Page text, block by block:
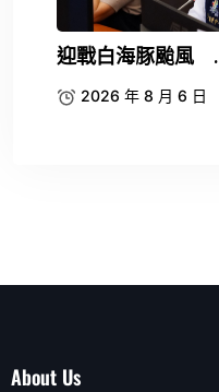
迎戰白海豚颱風 .
2026 年 8 月 6 日
About Us